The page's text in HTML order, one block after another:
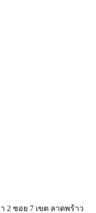
2 ซอย 7 เขต ลาดพร้าว